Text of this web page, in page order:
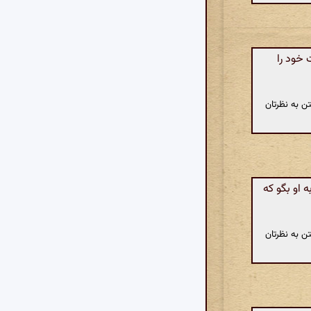
را
به نظرتان
او بگو که
به نظرتان